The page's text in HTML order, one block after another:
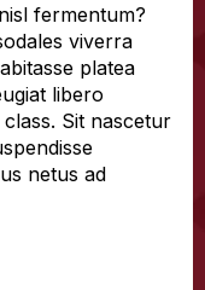
fermentum?
viverra
platea
libero
Sit nascetur
netus ad